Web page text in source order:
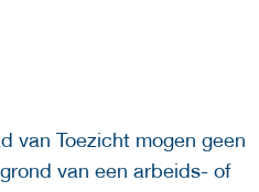
van Toezicht mogen geen
van een arbeids- of